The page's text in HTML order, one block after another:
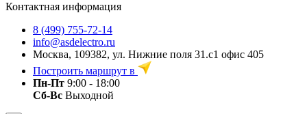
Контактная информация
8 (499) 755-72-14
info@asdelectro.ru
Москва, 109382, ул. Нижние поля 31.с1 офис 405
Построить маршрут в
Пн-Пт 9:00 - 18:00
Сб-Вс Выходной